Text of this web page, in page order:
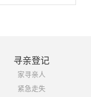
寻亲登记
家寻亲人
紧急走失